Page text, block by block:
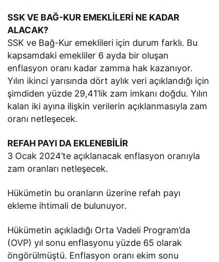
SSK VE BAĞ-KUR EMEKLİLERİ NE KADAR
ALACAK?
SSK ve Bağ-Kur emeklileri için durum farklı. Bu
kapsamdaki emekliler 6 ayda bir oluşan
enflasyon oranı kadar zamma hak kazanıyor.
Yılın ikinci yarısında dört aylık veri açıklandığı için
şimdiden yüzde 29,41’lik zam imkanı doğdu. Yılın
kalan iki ayına ilişkin verilerin açıklanmasıyla zam
oranı netleşecek.
REFAH PAYI DA EKLENEBİLİR
3 Ocak 2024’te açıklanacak enflasyon oranıyla
zam oranları netleşecek.
Hükümetin bu oranların üzerine refah payı
ekleme ihtimali de bulunuyor.
Hükümetin açıkladığı Orta Vadeli Program’da
(OVP) yıl sonu enflasyonu yüzde 65 olarak
öngörülmüştü. Enflasyon oranı ekim sonu